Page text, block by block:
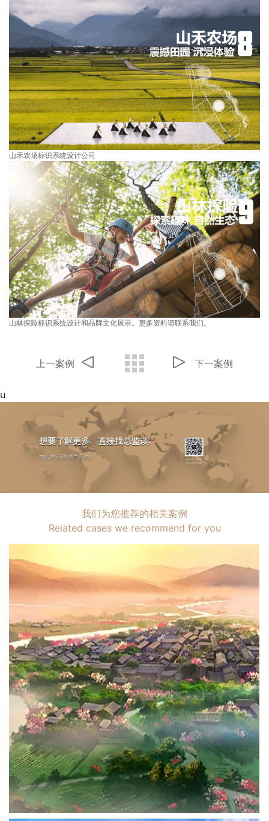
山禾农场标识系统设计公司
山林探险标识系统设计和品牌文化展示。更多资料请联系我们。
上一案例 下一案例
u
我们为您推荐的相关案例
Related cases we recommend for you